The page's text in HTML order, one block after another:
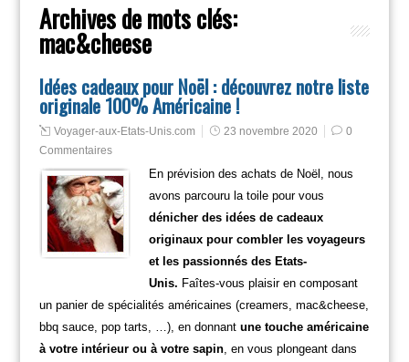
Archives de mots clés:
mac&cheese
Idées cadeaux pour Noël : découvrez notre liste
originale 100% Américaine !
Voyager-aux-Etats-Unis.com 23 novembre 2020
0
Commentaires
En prévision des achats de Noël, nous
avons parcouru la toile pour vous
dénicher des idées de cadeaux
originaux pour combler les voyageurs
et les passionnés des Etats-
Unis. Faîtes-vous plaisir en composant
un panier de spécialités américaines (creamers, mac&cheese,
bbq sauce, pop tarts, …), en donnant une touche américaine
à votre intérieur ou à votre sapin, en vous plongeant dans